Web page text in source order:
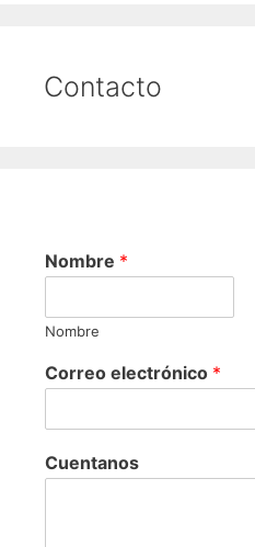
Contacto
Nombre *
Nombre
Correo electrónico *
Cuentanos